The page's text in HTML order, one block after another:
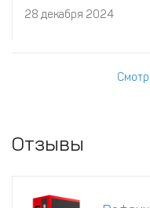
осушения сжатого
компрессора. Но как
28 декабря 2024
Отзывы